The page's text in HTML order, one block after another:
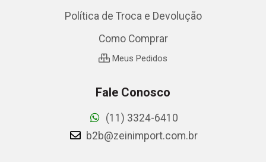
Política de Troca e Devolução
Como Comprar
Meus Pedidos
Fale Conosco
(11) 3324-6410
b2b@zeinimport.com.br